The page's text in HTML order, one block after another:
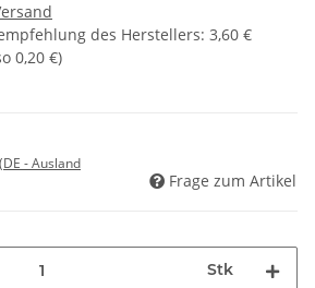
des Herstellers: 3,60 €
0,20 €)
(DE - Ausland
Frage zum Artikel
Stk